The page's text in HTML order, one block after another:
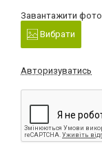
Завантажити
Вибрати
Авторизуватись